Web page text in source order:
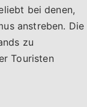
bei denen,
anstreben. Die
zu
Touristen